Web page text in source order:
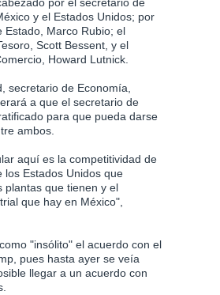
y el Estados Unidos; por
Estado, Marco Rubio; el
Scott Bessent, y el
Howard Lutnick.
secretario de Economía,
a que el secretario de
para que pueda darse
ambos.
aquí es la competitividad de
los Estados Unidos que
plantas que tienen y el
que hay en México",
"insólito" el acuerdo con el
pues hasta ayer se veía
llegar a un acuerdo con